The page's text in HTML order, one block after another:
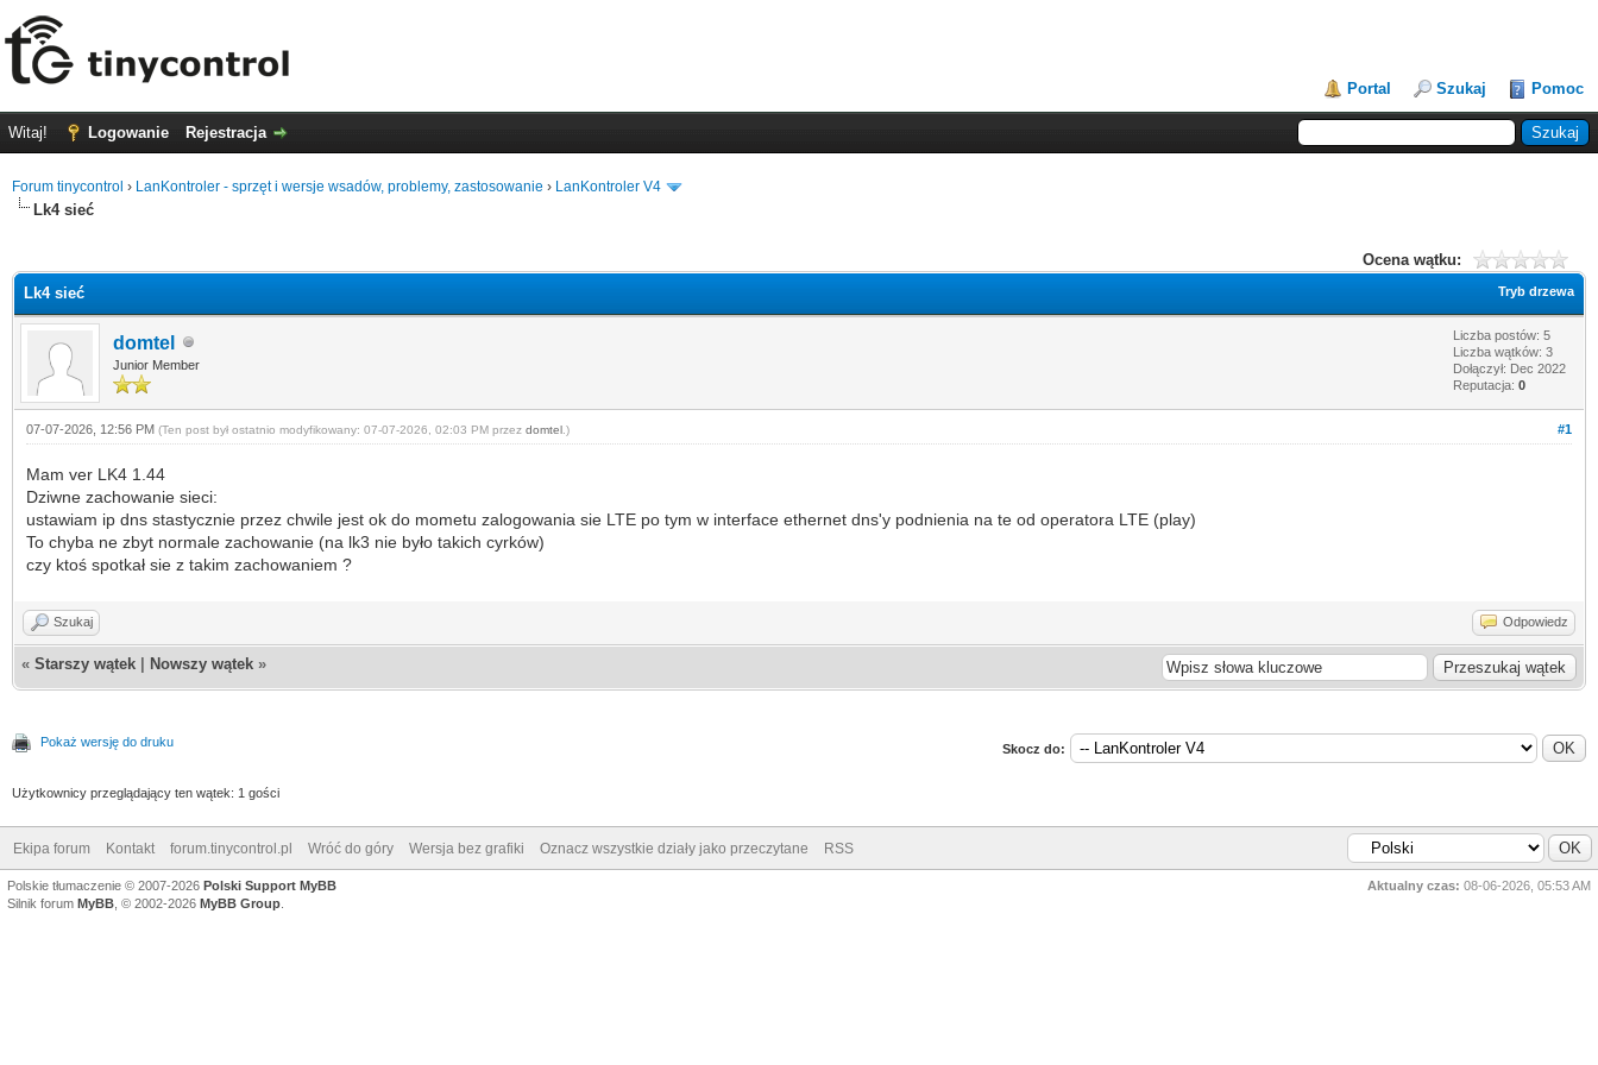
Portal Szukaj Pomoc
Witaj! Logowanie Rejestracja
Forum tinycontrol › LanKontroler - sprzęt i wersje wsadów, problemy, zastosowanie › LanKontroler V4
Lk4 sieć
Ocena wątku:
Tryb drzewa
Lk4 sieć
domtel
Junior Member
Liczba postów: 5
Liczba wątków: 3
Dołączył: Dec 2022
Reputacja: 0
#1
07-07-2026, 12:56 PM (Ten post był ostatnio modyfikowany: 07-07-2026, 02:03 PM przez domtel .)
Mam ver LK4 1.44
Dziwne zachowanie sieci:
ustawiam ip dns stastycznie przez chwile jest ok do mometu zalogowania sie LTE po tym w interface ethernet dns'y podnienia na te od operatora LTE (play)
To chyba ne zbyt normale zachowanie (na lk3 nie było takich cyrków)
czy ktoś spotkał sie z takim zachowaniem ?
Szukaj Odpowiedz
« Starszy wątek Nowszy wątek »
Pokaż wersję do druku Skocz do:
Użytkownicy przeglądający ten wątek: 1 gości
Ekipa forum Kontakt forum.tinycontrol.pl Wróć do góry Wersja bez grafiki Oznacz wszystkie działy jako przeczytane RSS
Aktualny czas: 08-06-2026, 05:53 AM
Polskie tłumaczenie © 2007-2026 Polski Support MyBB
Silnik forum MyBB , © 2002-2026 MyBB Group